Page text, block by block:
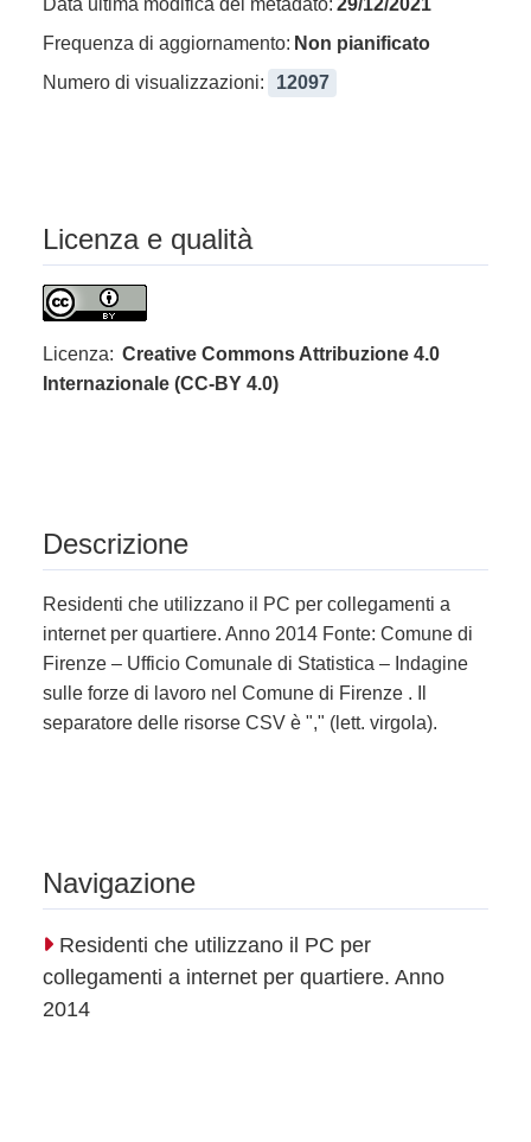
Frequenza di aggiornamento: Non pianificato
Numero di visualizzazioni:
12097
Licenza e qualità
Licenza: Creative Commons Attribuzione 4.0
Internazionale (CC-BY 4.0)
Descrizione
Residenti che utilizzano il PC per collegamenti a
internet per quartiere. Anno 2014 Fonte: Comune di
Firenze – Ufficio Comunale di Statistica – Indagine
sulle forze di lavoro nel Comune di Firenze . Il
separatore delle risorse CSV è "," (lett. virgola).
Navigazione
Residenti che utilizzano il PC per
collegamenti a internet per quartiere. Anno
2014